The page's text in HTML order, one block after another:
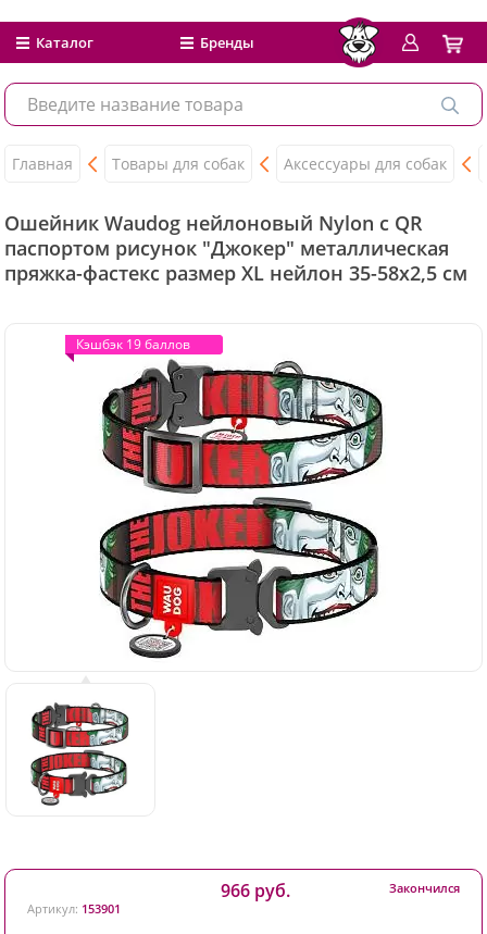
Каталог Бренды
Главная Товары для собак Аксессуары для собак
Ошейник Waudog нейлоновый Nylon c QR
паспортом рисунок "Джокер" металлическая
пряжка-фастекс размер XL нейлон 35-58x2,5 см
Кэшбэк 19 баллов
Кэшбэк 19 баллов
Артикул: 153901
966 руб. Закончился